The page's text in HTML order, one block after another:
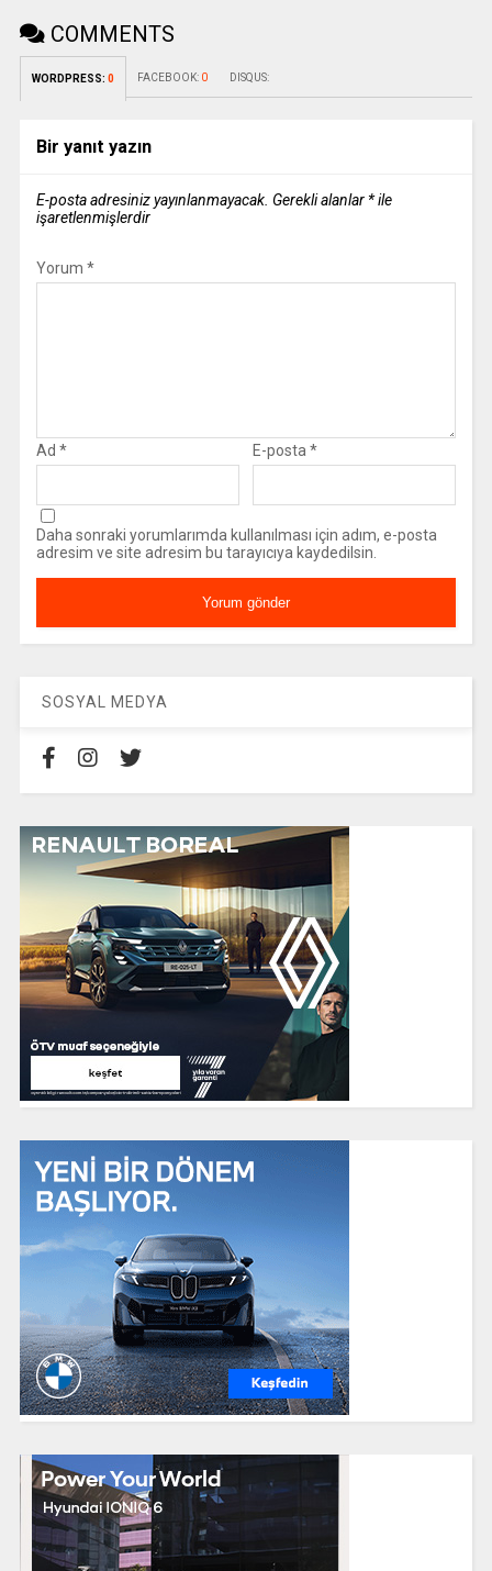
COMMENTS
WORDPRESS: 0 FACEBOOK: 0 DISQUS:
Bir yanıt yazın
E-posta adresiniz yayınlanmayacak. Gerekli alanlar *ile
işaretlenmişlerdir
Yorum *
Ad * E-posta *
Daha sonraki yorumlarımda kullanılması için adım, e-posta
adresim ve site adresim bu tarayıcıya kaydedilsin.
SOSYAL MEDYA